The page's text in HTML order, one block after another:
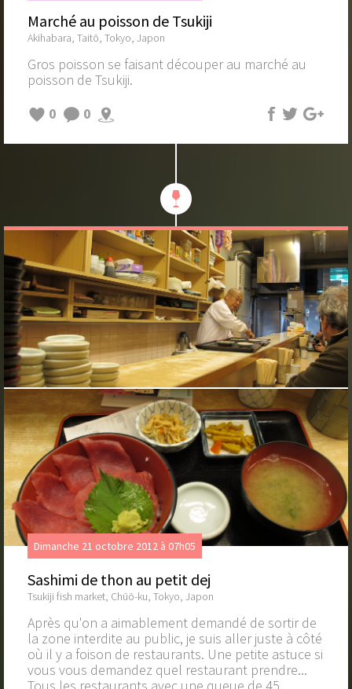
Marché au poisson de Tsukiji
Akihabara, Taitō, Tokyo, Japon
Gros poisson se faisant découper au marché au
poisson de Tsukiji.
0
0
Dimanche 21 octobre 2012 à 07h05
Sashimi de thon au petit dej
Tsukiji fish market, Chūō-ku, Tokyo, Japon
Après qu'on a aimablement demandé de sortir de
la zone interdite au public, je suis aller juste à côté
où il y a foison de restaurants. Une petite astuce si
vous vous demandez quel restaurant prendre...